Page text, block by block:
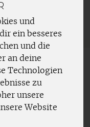
und
ein besseres
und die
an deine
Technologien
zu
unsere
Website